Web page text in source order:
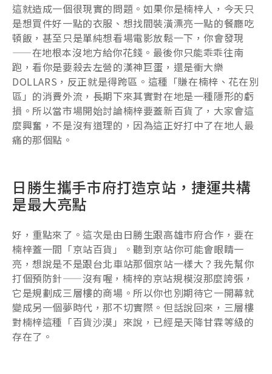
這就造成一個很現實的問題。如果你是楠梓人，今天只
是想買件好一點的衣服、想找間裝潢漂亮一點的餐廳吃
頓飯，甚至只是單純想看場電影放鬆一下，你會發現
——在地根本沒地方給你花錢。最後你只能乖乖往南
跑，看你是要殺去左營的漢神巨蛋，還是衝大樂
DOLLARS，反正就是得跨區。這種「賺在楠梓、花在別
區」的消費外流，長期下來其實對在地是一種隱形的虧
損。所以當市場開始討論楠梓要蓋新百貨了，大家會這
麼興奮，不是沒有道理的，因為這正好打中了在地人最
痛的那個點。
日勝生攜手市府打造京站，捷運共構
是最大亮點
好，重點來了。這次是由日勝生跟高雄市府合作，要在
楠梓蓋一間「京站百貨」。聽到京站你可能會眼睛一
亮，想說是不是跟台北車站那個京站一樣大？我先幫你
打個預防針——沒有喔，楠梓的京站規模沒那麼誇張，
它是規劃成三層樓的商場。所以你也別期待它一開幕就
變成另一個夢時代，那不切實際。但話說回來，三層樓
對楠梓這種「百貨沙漠」來說，已經是天降甘霖等級的
存在了。